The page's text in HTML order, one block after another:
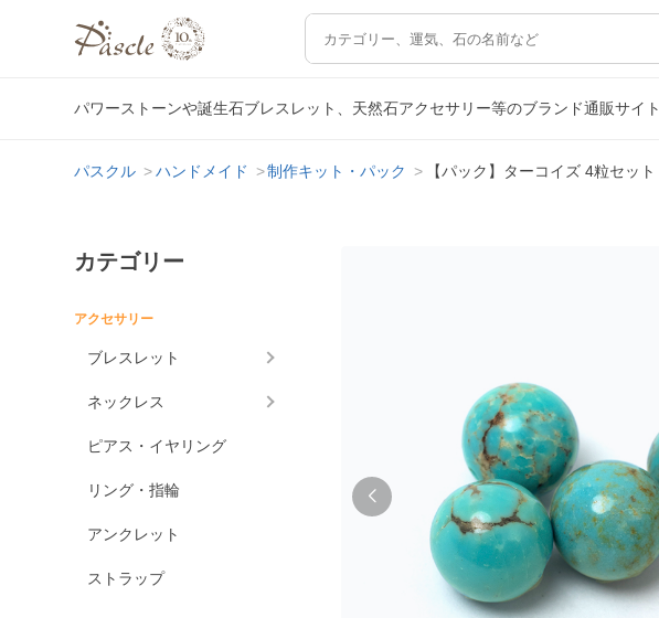
パワーストーンや誕生石ブレスレット、天然石アクセサリー等のブランド通販サイト
パスクル ハンドメイド 制作キット・パック 【パック】ターコイズ 4粒セット
カテゴリー
アクセサリー
ブレスレット
ネックレス
ピアス・イヤリング
リング・指輪
アンクレット
ストラップ